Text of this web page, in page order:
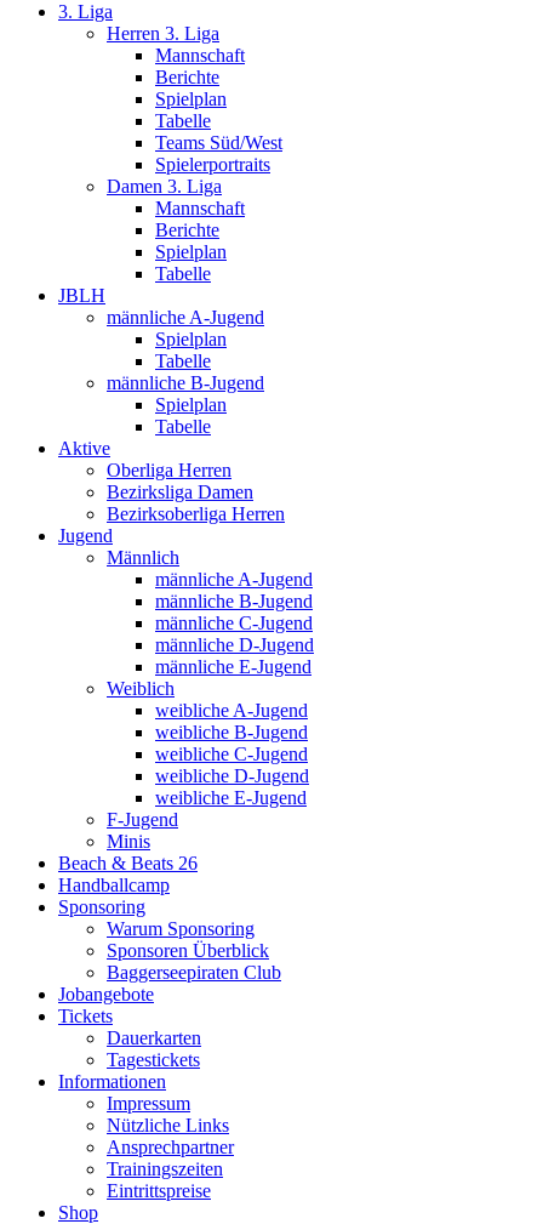
3. Liga
Herren 3. Liga
Mannschaft
Berichte
Spielplan
Tabelle
Teams Süd/West
Spielerportraits
Damen 3. Liga
Mannschaft
Berichte
Spielplan
Tabelle
JBLH
männliche A-Jugend
Spielplan
Tabelle
männliche B-Jugend
Spielplan
Tabelle
Aktive
Oberliga Herren
Bezirksliga Damen
Bezirksoberliga Herren
Jugend
Männlich
männliche A-Jugend
männliche B-Jugend
männliche C-Jugend
männliche D-Jugend
männliche E-Jugend
Weiblich
weibliche A-Jugend
weibliche B-Jugend
weibliche C-Jugend
weibliche D-Jugend
weibliche E-Jugend
F-Jugend
Minis
Beach & Beats 26
Handballcamp
Sponsoring
Warum Sponsoring
Sponsoren Überblick
Baggerseepiraten Club
Jobangebote
Tickets
Dauerkarten
Tagestickets
Informationen
Impressum
Nützliche Links
Ansprechpartner
Trainingszeiten
Eintrittspreise
Shop